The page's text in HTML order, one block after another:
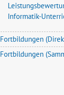
Informatik-
Fortbildungen
Fortbildungen